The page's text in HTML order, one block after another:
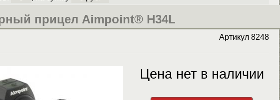
прицел Aimpoint® H34L
Артикул8248
Цена нет в наличии